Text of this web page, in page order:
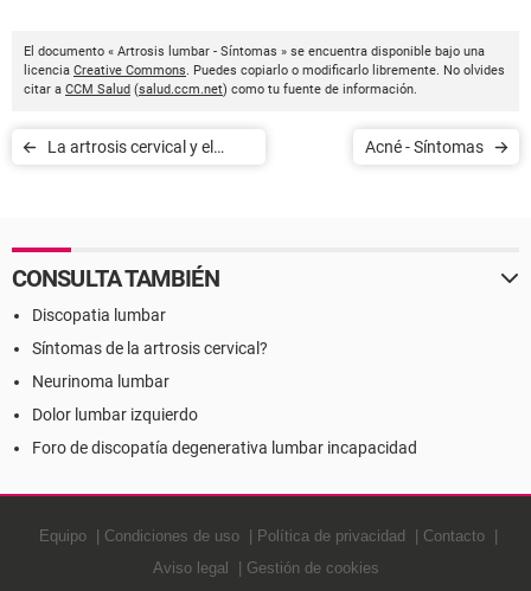
El documento « Artrosis lumbar - Síntomas » se encuentra disponible bajo una
licencia Creative Commons. Puedes copiarlo o modificarlo libremente. No olvides
citar a CCM Salud (salud.ccm.net) como tu fuente de información.
La artrosis cervical y el
Acné - Síntomas
CONSULTA TAMBIÉN
Discopatia lumbar
Síntomas de la artrosis cervical?
Neurinoma lumbar
Dolor lumbar izquierdo
Foro de discopatía degenerativa lumbar incapacidad
Equipo Condiciones de uso Política de privacidad
Contacto
Aviso legal
Gestión de cookies